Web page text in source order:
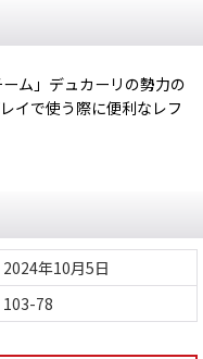
ム」デュカーリの勢力の
イで使う際に便利なレフ
2024年10月5日
103-78